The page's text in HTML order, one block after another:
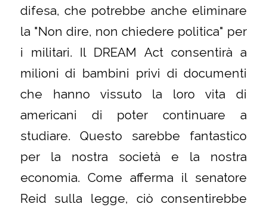
difesa, che potrebbe anche eliminare
la "Non dire, non chiedere politica" per
i militari. Il DREAM Act consentirà a
milioni di bambini privi di documenti
che hanno vissuto la loro vita di
americani di poter continuare a
studiare. Questo sarebbe fantastico
per la nostra società e la nostra
economia. Come afferma il senatore
Reid sulla legge, ciò consentirebbe